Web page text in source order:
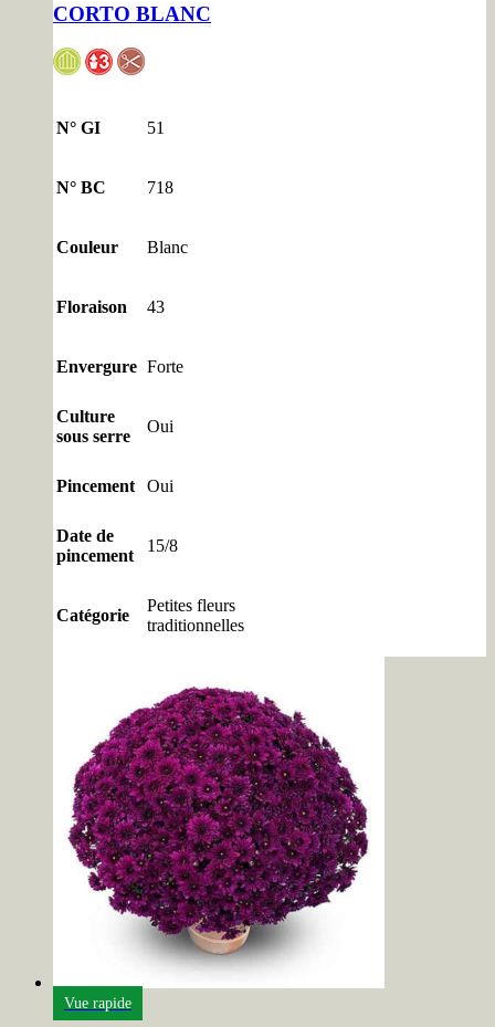
CORTO BLANC
N° GI 51
N° BC 718
Couleur Blanc
Floraison 43
Envergure Forte
Culture
sous serre
Oui
Pincement Oui
Date de
pincement
15/8
Catégorie
Petites fleurs
traditionnelles
Vue rapide